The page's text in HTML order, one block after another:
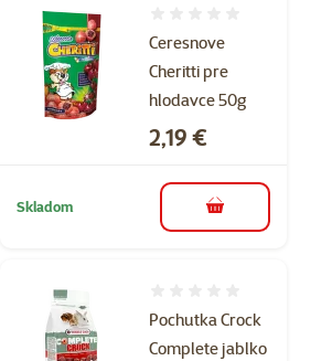
Ceresnove
Cheritti pre
hlodavce 50g
Cena
2,19 €
Skladom do košíka
Pochutka Crock
Complete jablko